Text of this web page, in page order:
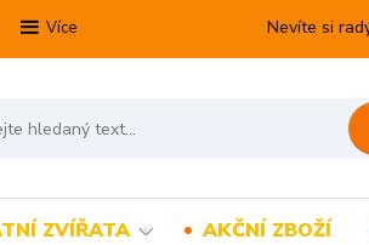
Více Nevíte si
ZVÍŘATA AKČNÍ ZBOŽÍ